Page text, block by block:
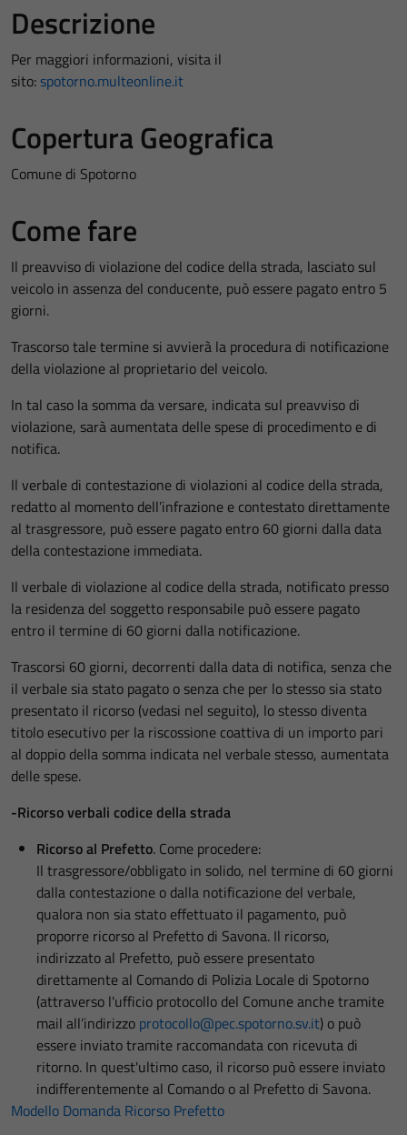
Descrizione
Per maggiori informazioni, visita il
sito: spotorno.multeonline.it
Copertura Geografica
Comune di Spotorno
Come fare
Il preavviso di violazione del codice della strada, lasciato sul
veicolo in assenza del conducente, può essere pagato entro 5
giorni.
Trascorso tale termine si avvierà la procedura di notificazione
della violazione al proprietario del veicolo.
In tal caso la somma da versare, indicata sul preavviso di
violazione, sarà aumentata delle spese di procedimento e di
notifica.
Il verbale di contestazione di violazioni al codice della strada,
redatto al momento dell’infrazione e contestato direttamente
al trasgressore, può essere pagato entro 60 giorni dalla data
della contestazione immediata.
Il verbale di violazione al codice della strada, notificato presso
la residenza del soggetto responsabile può essere pagato
entro il termine di 60 giorni dalla notificazione.
Trascorsi 60 giorni, decorrenti dalla data di notifica, senza che
il verbale sia stato pagato o senza che per lo stesso sia stato
presentato il ricorso (vedasi nel seguito), lo stesso diventa
titolo esecutivo per la riscossione coattiva di un importo pari
al doppio della somma indicata nel verbale stesso, aumentata
delle spese.
-Ricorso verbali codice della strada
Ricorso al Prefetto. Come procedere:
Il trasgressore/obbligato in solido, nel termine di 60 giorni
dalla contestazione o dalla notificazione del verbale,
qualora non sia stato effettuato il pagamento, può
proporre ricorso al Prefetto di Savona. Il ricorso,
indirizzato al Prefetto, può essere presentato
direttamente al Comando di Polizia Locale di Spotorno
(attraverso l'ufficio protocollo del Comune anche tramite
mail all’indirizzo protocollo@pec.spotorno.sv.it) o può
essere inviato tramite raccomandata con ricevuta di
ritorno. In quest'ultimo caso, il ricorso può essere inviato
indifferentemente al Comando o al Prefetto di Savona.
Modello Domanda Ricorso Prefetto